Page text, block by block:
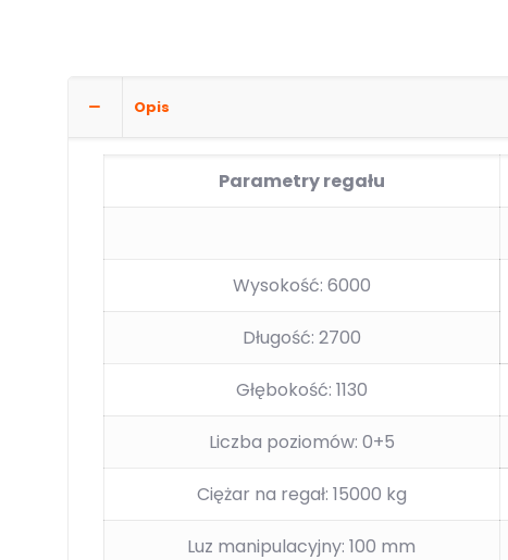
Opis
Parametry regału
Wysokość: 6000
Długość: 2700
Głębokość: 1130
Liczba poziomów: 0+5
Ciężar na regał: 15000 kg
Luz manipulacyjny: 100 mm